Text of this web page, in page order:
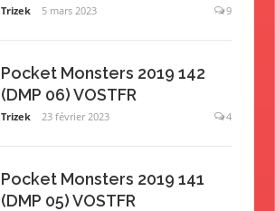
Trizek 5 mars 2023 9
Pocket Monsters 2019 142
(DMP 06) VOSTFR
Trizek 23 février 2023 4
Pocket Monsters 2019 141
(DMP 05) VOSTFR